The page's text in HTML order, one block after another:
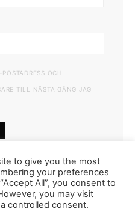
OCH
TILL NÄSTA GÅNG JAG
to give you the most
your preferences
All”, you consent to
you may visit
controlled consent.